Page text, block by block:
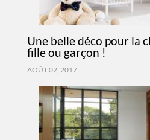
Une belle déco pour la
fille ou garçon !
AOÛT 02, 2017